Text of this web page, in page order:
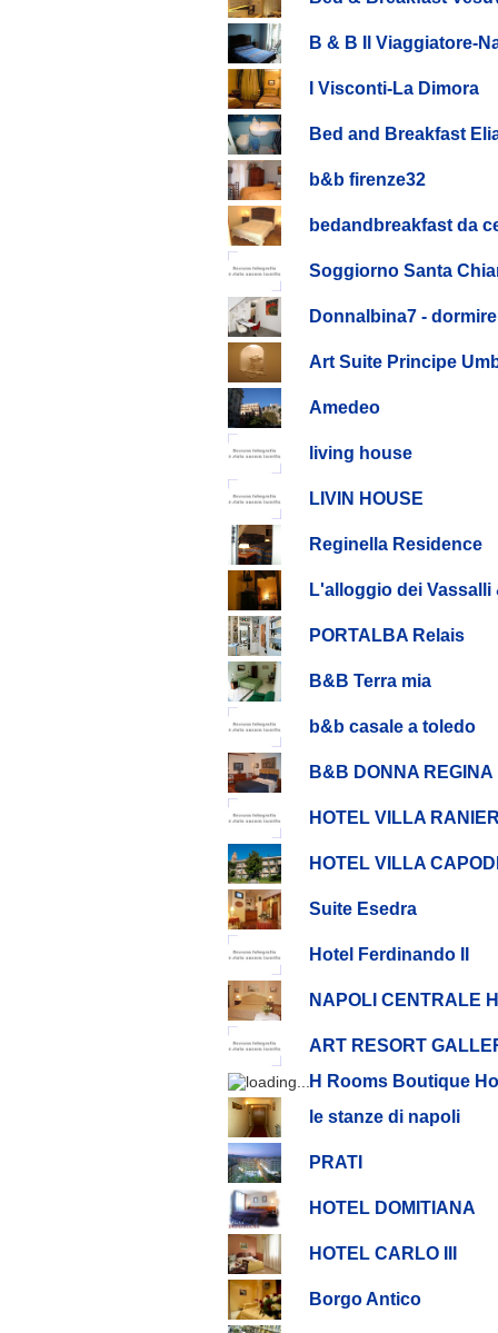
B & B Il Viaggiatore-
I Visconti-La Dimora
Bed and Breakfast
b&b firenze32
bedandbreakfast da
Soggiorno Santa
Donnalbina7 -
Art Suite Principe
Amedeo
living house
LIVIN HOUSE
Reginella Residence
L'alloggio dei Vassalli
PORTALBA Relais
B&B Terra mia
b&b casale a toledo
B&B DONNA REGINA
HOTEL VILLA
HOTEL VILLA
Suite Esedra
Hotel Ferdinando II
NAPOLI CENTRALE
ART RESORT
H Rooms Boutique
le stanze di napoli
PRATI
HOTEL DOMITIANA
HOTEL CARLO III
Borgo Antico